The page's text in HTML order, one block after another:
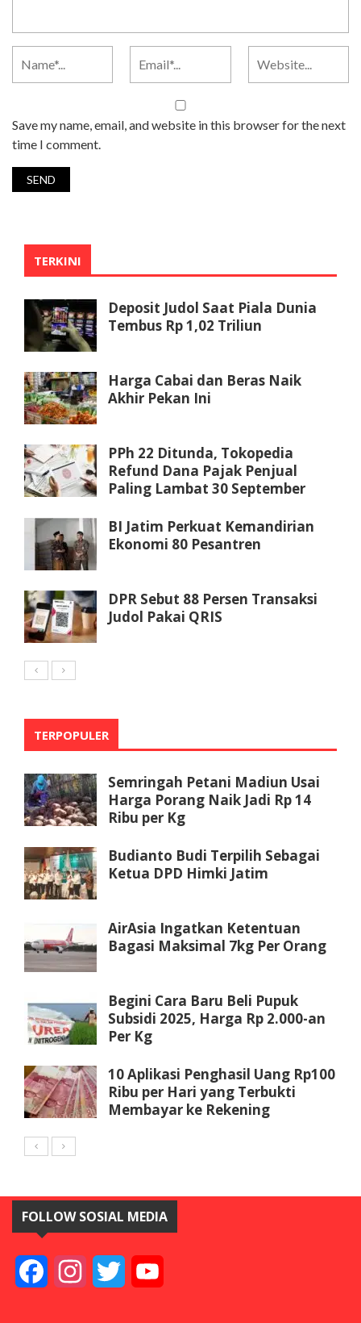
Save my name, email, and website in this browser for the next
time I comment.
TERKINI
Deposit Judol Saat Piala Dunia
Tembus Rp 1,02 Triliun
Harga Cabai dan Beras Naik
Akhir Pekan Ini
PPh 22 Ditunda, Tokopedia
Refund Dana Pajak Penjual
Paling Lambat 30 September
BI Jatim Perkuat Kemandirian
Ekonomi 80 Pesantren
DPR Sebut 88 Persen Transaksi
Judol Pakai QRIS
TERPOPULER
Semringah Petani Madiun Usai
Harga Porang Naik Jadi Rp 14
Ribu per Kg
Budianto Budi Terpilih Sebagai
Ketua DPD Himki Jatim
AirAsia Ingatkan Ketentuan
Bagasi Maksimal 7kg Per Orang
Begini Cara Baru Beli Pupuk
Subsidi 2025, Harga Rp 2.000-an
Per Kg
10 Aplikasi Penghasil Uang Rp100
Ribu per Hari yang Terbukti
Membayar ke Rekening
FOLLOW SOSIAL MEDIA
FacebookInstagramTwitter